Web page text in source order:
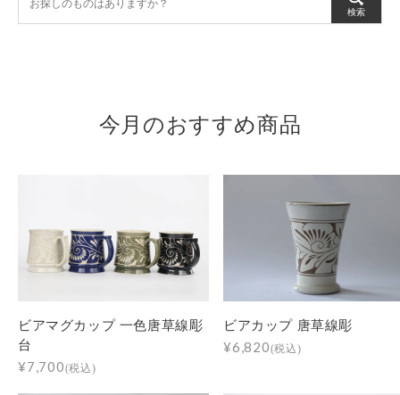
検索
今月のおすすめ商品
ビアマグカップ 一色唐草線彫
台
¥7,700(税込)
ビアカップ 唐草線彫
¥6,820(税込)